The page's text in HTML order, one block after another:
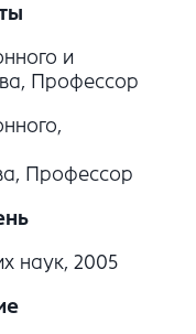
и
Профессор
Профессор
наук, 2005